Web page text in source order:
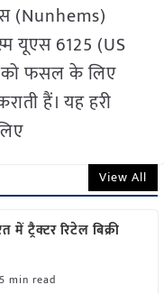
(Nunhems)
यूएस 6125 (US
को फसल के लिए
हैं। यह हरी
View All
ट्रैक्टर रिटेल बिक्री
5 min read